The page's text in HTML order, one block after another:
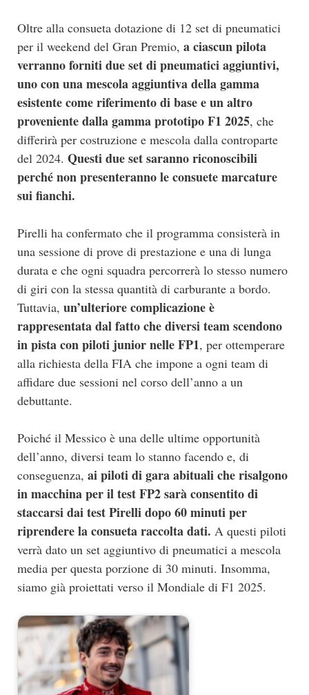
Oltre alla consueta dotazione di 12 set di pneumatici
per il weekend del Gran Premio, a ciascun pilota
verranno forniti due set di pneumatici aggiuntivi,
uno con una mescola aggiuntiva della gamma
esistente come riferimento di base e un altro
proveniente dalla gamma prototipo F1 2025, che
differirà per costruzione e mescola dalla controparte
del 2024. Questi due set saranno riconoscibili
perché non presenteranno le consuete marcature
sui fianchi.
Pirelli ha confermato che il programma consisterà in
una sessione di prove di prestazione e una di lunga
durata e che ogni squadra percorrerà lo stesso numero
di giri con la stessa quantità di carburante a bordo.
Tuttavia, un’ulteriore complicazione è
rappresentata dal fatto che diversi team scendono
in pista con piloti junior nelle FP1, per ottemperare
alla richiesta della FIA che impone a ogni team di
affidare due sessioni nel corso dell’anno a un
debuttante.
Poiché il Messico è una delle ultime opportunità
dell’anno, diversi team lo stanno facendo e, di
conseguenza, ai piloti di gara abituali che risalgono
in macchina per il test FP2 sarà consentito di
staccarsi dai test Pirelli dopo 60 minuti per
riprendere la consueta raccolta dati. A questi piloti
verrà dato un set aggiuntivo di pneumatici a mescola
media per questa porzione di 30 minuti. Insomma,
siamo già proiettati verso il Mondiale di F1 2025.